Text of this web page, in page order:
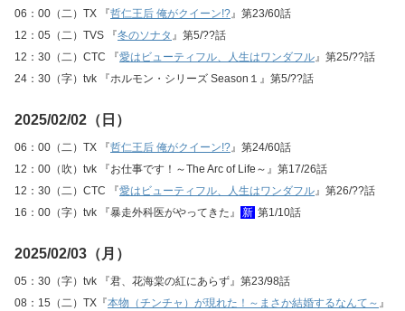
06：00（二）TX 『哲仁王后 俺がクイーン!?』第23/60話
12：05（二）TVS 『冬のソナタ 』第5/??話
12：30（二）CTC 『愛はビューティフル、人生はワンダフル』第25/??話
24：30（字）tvk 『ホルモン・シリーズ Season１』第5/??話
2025/02/02（日）
06：00（二）TX 『哲仁王后 俺がクイーン!?』第24/60話
12：00（吹）tvk 『お仕事です！～The Arc of Life～』第17/26話
12：30（二）CTC 『愛はビューティフル、人生はワンダフル』第26/??話
16：00（字）tvk 『暴走外科医がやってきた』
新 第1/10話
2025/02/03（月）
05：30（字）tvk 『君、花海棠の紅にあらず』第23/98話
08：15（二）TX『本物（チンチャ）が現れた！～まさか結婚するなんて～ 』